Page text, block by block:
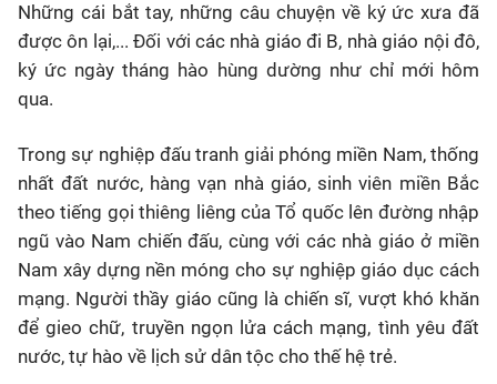
Những cái bắt tay, những câu chuyện về ký ức xưa đã
được ôn lại,... Đối với các nhà giáo đi B, nhà giáo nội đô,
ký ức ngày tháng hào hùng dường như chỉ mới hôm
qua.
Trong sự nghiệp đấu tranh giải phóng miền Nam, thống
nhất đất nước, hàng vạn nhà giáo, sinh viên miền Bắc
theo tiếng gọi thiêng liêng của Tổ quốc lên đường nhập
ngũ vào Nam chiến đấu, cùng với các nhà giáo ở miền
Nam xây dựng nền móng cho sự nghiệp giáo dục cách
mạng. Người thầy giáo cũng là chiến sĩ, vượt khó khăn
để gieo chữ, truyền ngọn lửa cách mạng, tình yêu đất
nước, tự hào về lịch sử dân tộc cho thế hệ trẻ.